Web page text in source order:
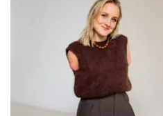
en ondernemersmindset tastbaar